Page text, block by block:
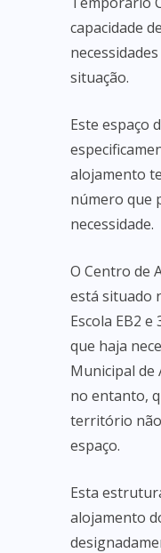
capacidade
situação.
Este espaço
alojamento
número que
necessidade.
O Centro de
está situado
Escola EB2
que haja
Municipal de
no entanto,
território
espaço.
Esta
alojamento